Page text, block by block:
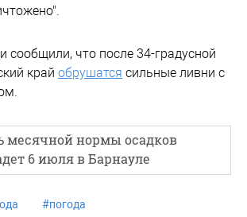
сообщили, что после 34-градусной
край обрушатся сильные ливни с
месячной нормы осадков
6 июля в Барнауле
#погода